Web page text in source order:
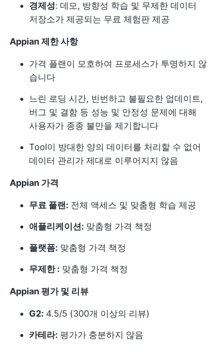
경제성: 데모, 방향성 학습 및 무제한 데이터
저장소가 제공되는 무료 체험판 제공
Appian 제한 사항
가격 플랜이 모호하여 프로세스가 투명하지 않
습니다
느린 로딩 시간, 빈번하고 불필요한 업데이트,
버그 및 결함 등 성능 및 안정성 문제에 대해
사용자가 종종 불만을 제기합니다
Tool이 방대한 양의 데이터를 처리할 수 없어
데이터 관리가 제대로 이루어지지 않음
Appian 가격
무료 플랜: 전체 액세스 및 맞춤형 학습 제공
애플리케이션: 맞춤형 가격 책정
플랫폼: 맞춤형 가격 책정
무제한 : 맞춤형 가격 책정
Appian 평가 및 리뷰
G2: 4.5/5 (300개 이상의 리뷰)
카테라: 평가가 충분하지 않음